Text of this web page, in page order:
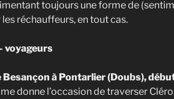
toujours une forme de
réchauffeurs, en tout cas.
voyageurs
Besançon à Pontarlier (Doubs),
donne l’occasion de traverser